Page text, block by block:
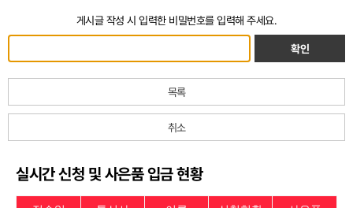
게시글 작성 시 입력한 비밀번호를 입력해 주세요.
확인
목록
취소
실시간 신청 및 사은품 입금 현황